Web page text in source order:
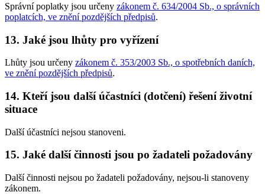
Správní poplatky jsou určeny zákonem č. 634/2004 Sb., o správních
poplatcích, ve znění pozdějších předpisů.
13. Jaké jsou lhůty pro vyřízení
Lhůty jsou určeny zákonem č. 353/2003 Sb., o spotřebních daních,
ve znění pozdějších předpisů.
14. Kteří jsou další účastníci (dotčení) řešení životní
situace
Další účastníci nejsou stanoveni.
15. Jaké další činnosti jsou po žadateli požadovány
Další činnosti nejsou po žadateli požadovány, nejsou-li stanoveny
zákonem.